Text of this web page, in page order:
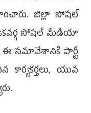
జిల్లా సోషల్
సోషల్ మీడియా
ఈ సమావేశానికి పార్టీ
యువ